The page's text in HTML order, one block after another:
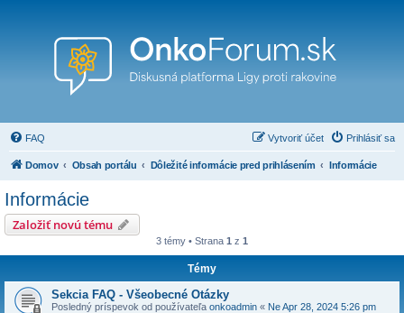
FAQ Prihlásiť sa
Vytvoriť účet
Domov Obsah portálu Dôležité informácie pred prihlásením Informácie
Informácie
Založiť novú tému
3 témy • Strana 1 z 1
Témy
Sekcia FAQ - Všeobecné Otázky
Posledný príspevok od používateľa onkoadmin « Ne Apr 28, 2024 5:26 pm